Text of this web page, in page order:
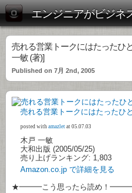
エンジニアがビジネ
売れる営業トークにはたったひ
一敏 (著)]
Published on 7月 2nd, 2005
売れる営業トークにはたったひ
posted with amazlet at 05.07.03
木戸 一敏
大和出版 (2005/05/25)
売り上げランキング: 1,803
Amazon.co.jp で詳細を見る
★━━━こう思ったら読め